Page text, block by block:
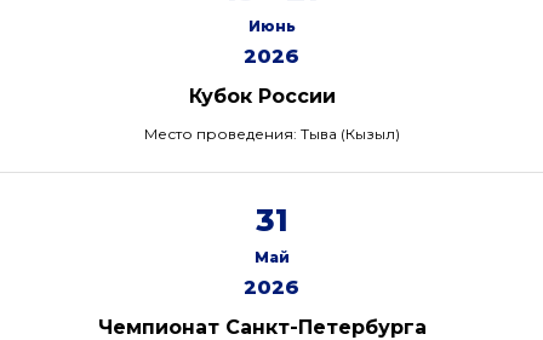
Июнь
2026
Кубок России
Место проведения: Тыва (Кызыл)
31
Май
2026
Чемпионат Санкт-Петербурга